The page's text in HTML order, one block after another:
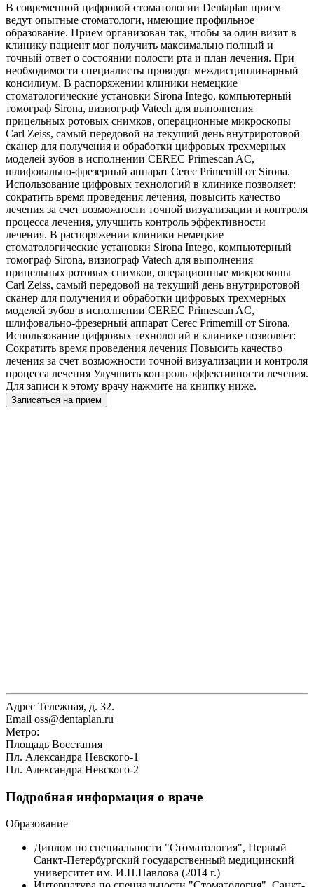
В современной цифровой стоматологии Dentaplan прием
ведут опытные стоматологи, имеющие профильное
образование. Прием организован так, чтобы за один визит в
клинику пациент мог получить максимально полный и
точный ответ о состоянии полости рта и план лечения. При
необходимости специалисты проводят междисциплинарный
консилиум. В распоряжении клиники немецкие
стоматологические установки Sirona Intego, компьютерный
томограф Sirona, визиограф Vatech для выполнения
прицельных ротовых снимков, операционные микроскопы
Carl Zeiss, самый передовой на текущий день внутриротовой
сканер для получения и обработки цифровых трехмерных
моделей зубов в исполнении CEREC Primescan AC,
шлифовально-фрезерный аппарат Cerec Primemill от Sirona.
Использование цифровых технологий в клинике позволяет:
сократить время проведения лечения, повысить качество
лечения за счет возможности точной визуализации и контроля
процесса лечения, улучшить контроль эффективности
лечения. В распоряжении клиники немецкие
стоматологические установки Sirona Intego, компьютерный
томограф Sirona, визиограф Vatech для выполнения
прицельных ротовых снимков, операционные микроскопы
Carl Zeiss, самый передовой на текущий день внутриротовой
сканер для получения и обработки цифровых трехмерных
моделей зубов в исполнении CEREC Primescan AC,
шлифовально-фрезерный аппарат Cerec Primemill от Sirona.
Использование цифровых технологий в клинике позволяет:
Сократить время проведения лечения Повысить качество
лечения за счет возможности точной визуализации и контроля
процесса лечения Улучшить контроль эффективности лечения.
Для записи к этому врачу нажмите на книпку ниже.
Записаться на прием
Адрес Тележная, д. 32.
Email oss@dentaplan.ru
Метро:
Площадь Восстания
Пл. Александра Невского-1
Пл. Александра Невского-2
Подробная информация о враче
Образование
Диплом по специальности "Стоматология", Первый
Санкт-Петербургский государственный медицинский
университет им. И.П.Павлова (2014 г.)